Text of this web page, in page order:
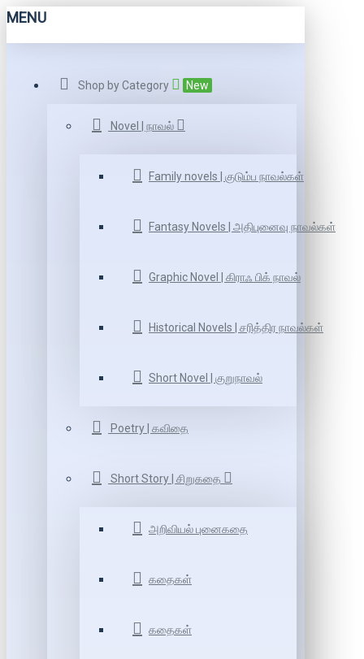
MENU
Shop by Category New
Novel | நாவல்
Family novels | குடும்ப நாவல்கள்
Fantasy Novels | அதிபுனைவு நாவல்கள்
Graphic Novel | கிராஃ பிக் நாவல்
Historical Novels | சரித்திர நாவல்கள்
Short Novel | குறுநாவல்
Poetry | கவிதை
Short Story | சிறுகதை
அறிவியல் புனைகதை
கதைகள்
கதைகள்